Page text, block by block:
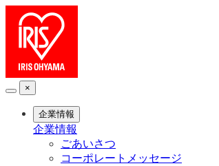
×
企業情報
企業情報
ごあいさつ
コーポレートメッセージ